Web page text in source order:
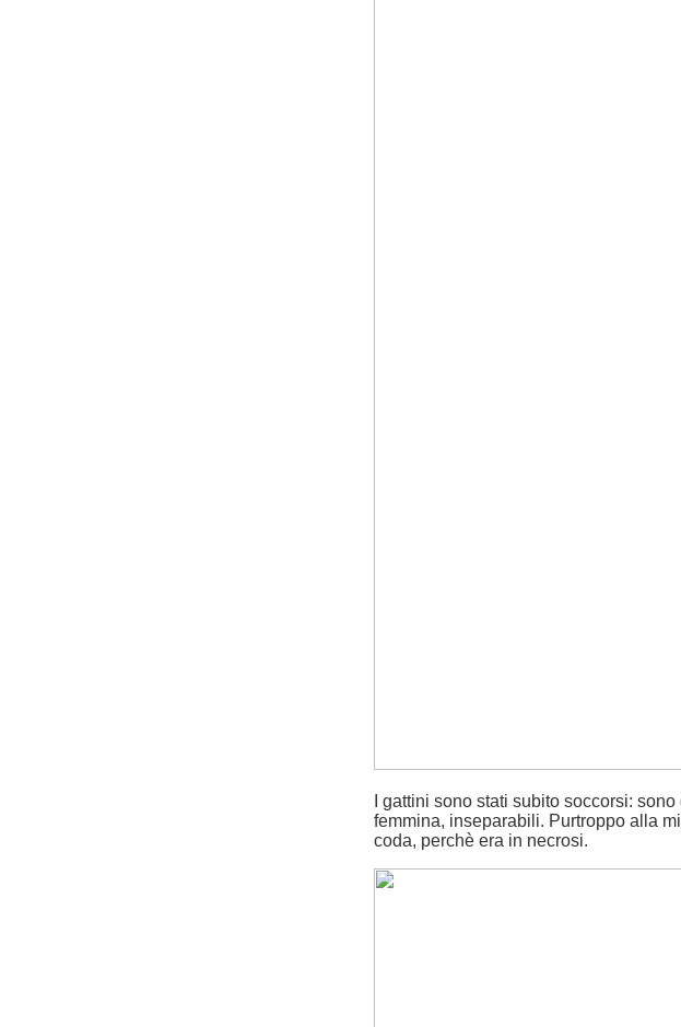
I gattini sono stati subito soccorsi:
femmina, inseparabili. Purtroppo alla
coda, perchè era in necrosi.